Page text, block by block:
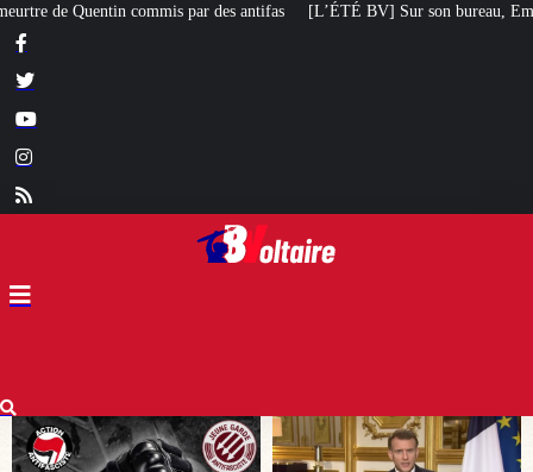
[L’ÉTÉ BV] Sur son bureau, Emmanuel Macron a posé le livre